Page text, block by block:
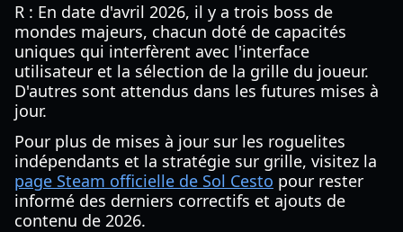
R : En date d'avril 2026, il y a trois boss de
mondes majeurs, chacun doté de capacités
uniques qui interfèrent avec l'interface
utilisateur et la sélection de la grille du joueur.
D'autres sont attendus dans les futures mises à
jour.
Pour plus de mises à jour sur les roguelites
indépendants et la stratégie sur grille, visitez la
page Steam officielle de Sol Cesto pour rester
informé des derniers correctifs et ajouts de
contenu de 2026.